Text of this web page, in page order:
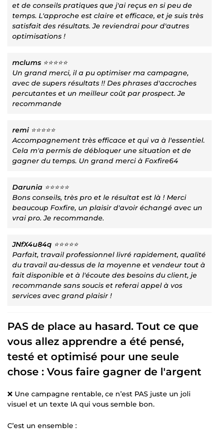
et de conseils pratiques que j'ai reçus en si peu de
temps. L'approche est claire et efficace, et je suis très
satisfait des résultats. Je reviendrai pour d'autres
optimisations !
mclums ⭐⭐⭐⭐⭐
Un grand merci, il a pu optimiser ma campagne,
avec de supers résultats !! Des phrases d'accroches
percutantes et un meilleur coût par prospect. Je
recommande
remi⭐⭐⭐⭐⭐
Accompagnement très efficace et qui va à l'essentiel.
Cela m'a permis de débloquer une situation et de
gagner du temps. Un grand merci à Foxfire64
Darunia ⭐⭐⭐⭐⭐
Bons conseils, très pro et le résultat est là ! Merci
beaucoup Foxfire, un plaisir d'avoir échangé avec un
vrai pro. Je recommande.
JNfX4u84q ⭐⭐⭐⭐⭐
Parfait, travail professionnel livré rapidement, qualité
du travail au-dessus de la moyenne et vendeur tout à
fait disponible et à l'écoute des besoins du client, je
recommande sans soucis et referai appel à vos
services avec grand plaisir !
PAS de place au hasard. Tout ce que
vous allez apprendre a été pensé,
testé et optimisé pour une seule
chose : Vous faire gagner de l'argent
❌ Une campagne rentable, ce n’est PAS juste un joli
visuel et un texte IA qui vous semble bon.
C’est un ensemble :